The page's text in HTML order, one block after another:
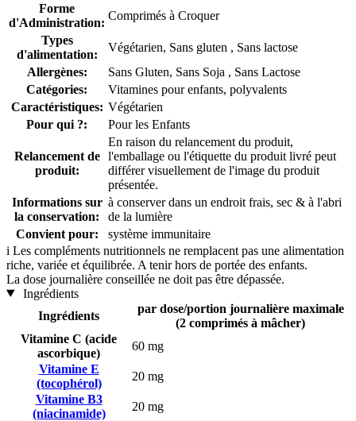
Forme
d'Administration:
Comprimés à Croquer
Types
d'alimentation:
Végétarien, Sans gluten , Sans lactose
Allergènes:
Sans Gluten, Sans Soja , Sans Lactose
Catégories:
Vitamines pour enfants, polyvalents
Caractéristiques: Végétarien
Pour qui ?:
Pour les Enfants
Relancement de
produit:
En raison du relancement du produit,
l'emballage ou l'étiquette du produit livré peut
différer visuellement de l'image du produit
présentée.
Informations sur
la conservation:
à conserver dans un endroit frais, sec & à l'abri
de la lumière
Convient pour:
système immunitaire
i Les compléments nutritionnels ne remplacent pas une alimentation
riche, variée et équilibrée. A tenir hors de portée des enfants.
La dose journalière conseillée ne doit pas être dépassée.
Ingrédients
Ingrédients
par dose/portion journalière maximale
(2 comprimés à mâcher)
Vitamine C (acide
ascorbique)
60 mg
Vitamine E
(tocophérol)
20 mg
Vitamine B3
(niacinamide)
20 mg